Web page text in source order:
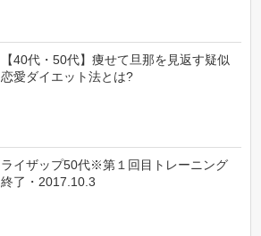
【40代・50代】痩せて旦那を見返す疑似
恋愛ダイエット法とは?
ライザップ50代※第１回目トレーニング
終了・2017.10.3